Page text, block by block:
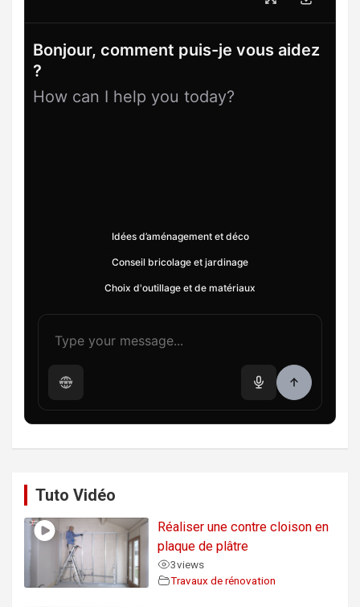
Bonjour, comment puis-je vous aidez
?
How can I help you today?
Idées d’aménagement et déco
Conseil bricolage et jardinage
Choix d'outillage et de matériaux
Tuto Vidéo
Réaliser une contre cloison en
plaque de plâtre
3views
Travaux de rénovation